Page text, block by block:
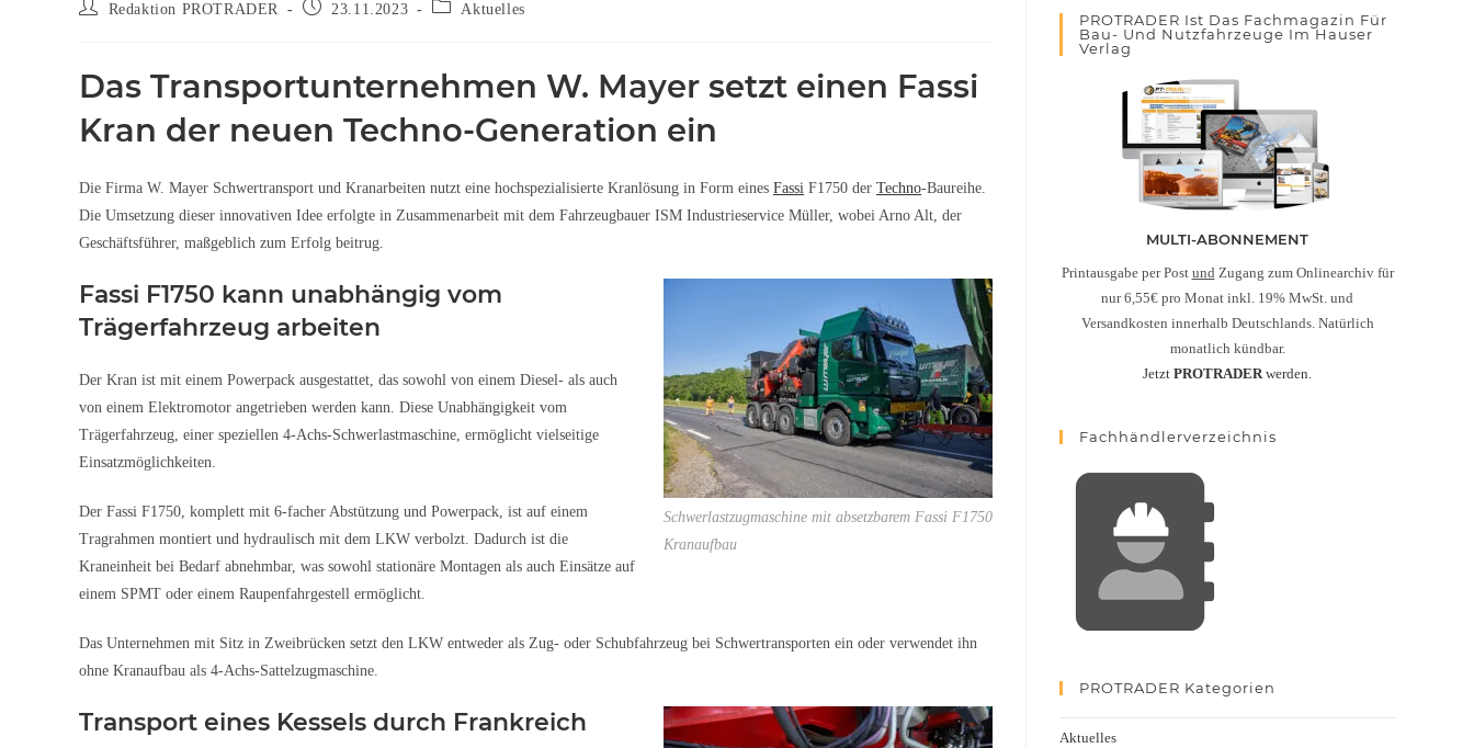
Redaktion PROTRADER 23.11.2023 Aktuelles
Das Transportunternehmen W. Mayer setzt einen Fassi
Kran der neuen Techno-Generation ein
Die Firma W. Mayer Schwertransport und Kranarbeiten nutzt eine hochspezialisierte Kranlösung in Form eines Fassi F1750 der Techno-Baureihe.
Die Umsetzung dieser innovativen Idee erfolgte in Zusammenarbeit mit dem Fahrzeugbauer ISM Industrieservice Müller, wobei Arno Alt, der
Geschäftsführer, maßgeblich zum Erfolg beitrug.
Schwerlastzugmaschine mit absetzbarem Fassi F1750
Kranaufbau
Fassi F1750 kann unabhängig vom
Trägerfahrzeug arbeiten
Der Kran ist mit einem Powerpack ausgestattet, das sowohl von einem Diesel- als auch
von einem Elektromotor angetrieben werden kann. Diese Unabhängigkeit vom
Trägerfahrzeug, einer speziellen 4-Achs-Schwerlastmaschine, ermöglicht vielseitige
Einsatzmöglichkeiten.
Der Fassi F1750, komplett mit 6-facher Abstützung und Powerpack, ist auf einem
Tragrahmen montiert und hydraulisch mit dem LKW verbolzt. Dadurch ist die
Kraneinheit bei Bedarf abnehmbar, was sowohl stationäre Montagen als auch Einsätze auf
einem SPMT oder einem Raupenfahrgestell ermöglicht.
Das Unternehmen mit Sitz in Zweibrücken setzt den LKW entweder als Zug- oder Schubfahrzeug bei Schwertransporten ein oder verwendet ihn
ohne Kranaufbau als 4-Achs-Sattelzugmaschine.
Transport eines Kessels durch Frankreich
PROTRADER Ist Das Fachmagazin Für
Bau- Und Nutzfahrzeuge Im Hauser
Verlag
MULTI-ABONNEMENT
Printausgabe per Post und Zugang zum Onlinearchiv für
nur 6,55€ pro Monat inkl. 19% MwSt. und
Versandkosten innerhalb Deutschlands. Natürlich
monatlich kündbar.
Jetzt PROTRADERwerden.
Fachhändlerverzeichnis
PROTRADER Kategorien
Aktuelles